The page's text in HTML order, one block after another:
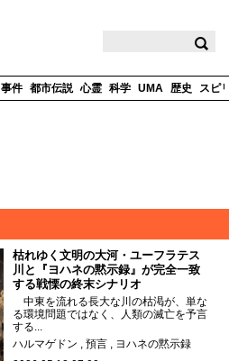
事件 都市伝説 心霊 科学 UMA 歴史 スピ
枯れゆく文明の大河・ユーフラテス
川と『ヨハネの黙示録』が完全一致
する戦慄の終末シナリオ
中東を流れる長大な川の枯渇が、単な
る環境問題ではなく、人類の滅亡を予言
する...
ハルマゲドン
預言
ヨハネの黙示録